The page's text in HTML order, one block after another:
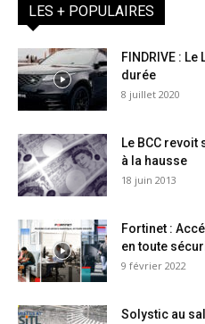
LES + POPULAIRES
FINDRIVE :
durée
8 juillet 2020
Le BCC
à la hausse
18 juin 2013
Fortinet :
en toute
9 février 2022
Solystic au